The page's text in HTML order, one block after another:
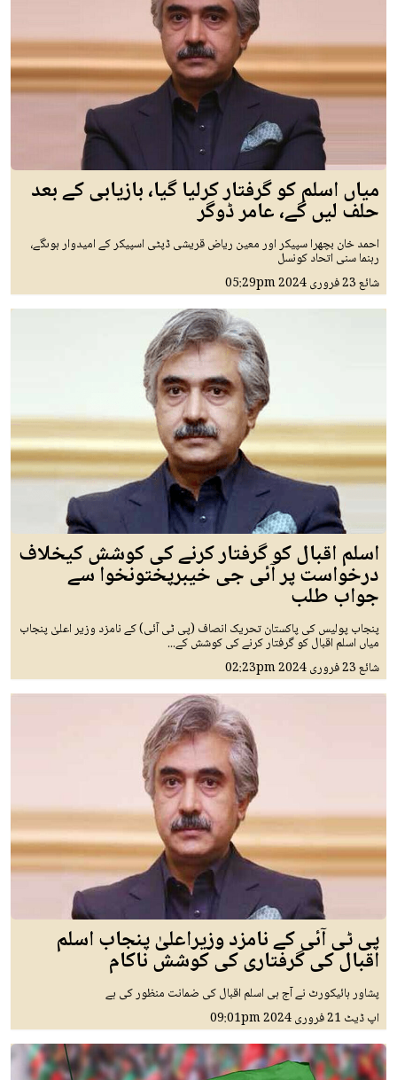
میاں اسلم کو گرفتار کرلیا گیا، بازیابی کے بعد
حلف لیں گے، عامر ڈوگر
احمد خان بچھرا سپیکر اور معین ریاض قریشی ڈپٹی اسپیکر کے امیدوار ہوںگے،
رہنما سنی اتحاد کونسل
شائع23 فروری 2024 05:29pm
اسلم اقبال کو گرفتار کرنے کی کوشش کیخلاف
درخواست پر آئی جی خیبرپختونخوا سے
جواب طلب
پنجاب پولیس کی پاکستان تحریک انصاف (پی ٹی آئی) کے نامزد وزیر اعلیٰ پنجاب
میاں اسلم اقبال کو گرفتار کرنے کی کوشش کے...
شائع23 فروری 2024 02:23pm
پی ٹی آئی کے نامزد وزیراعلیٰ پنجاب اسلم
اقبال کی گرفتاری کی کوشش ناکام
پشاور ہائیکورٹ نے آج ہی اسلم اقبال کی ضمانت منظور کی ہے
اپ ڈیٹ 21 فروری 2024 09:01pm